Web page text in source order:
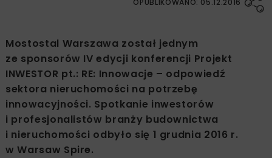
OPUBLIKOWANO: 05.12.2016
Mostostal Warszawa został jednym
ze sponsorów IV edycji konferencji Projekt
INWESTOR pt.: RE: Innowacje – odpowiedź
sektora nieruchomości na potrzebę
innowacyjności. Spotkanie inwestorów
i profesjonalistów branży budownictwa
i nieruchomości odbyło się 1 grudnia 2016 r.
w Warsaw Spire.